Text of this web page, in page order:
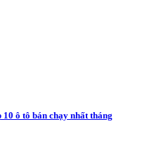
ô tô bán chạy nhất tháng